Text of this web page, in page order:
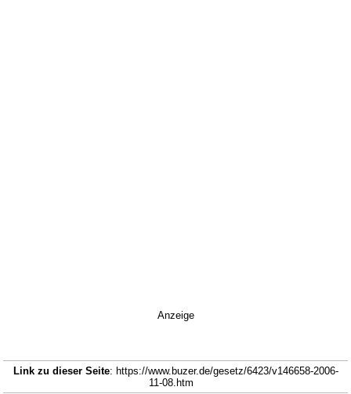
Anzeige
Link zu dieser Seite: https://www.buzer.de/gesetz/6423/v146658-2006-
11-08.htm